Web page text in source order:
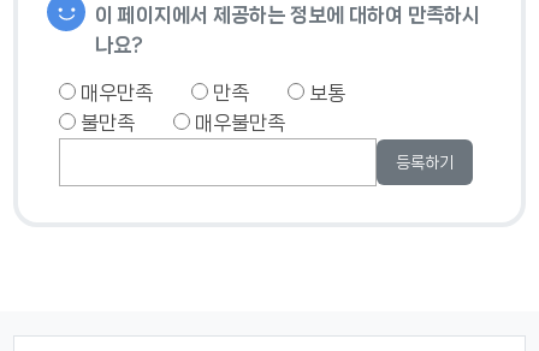
이 페이지에서 제공하는 정보에 대하여 만족하시
나요?
매우만족 만족
보통
불만족
매우불만족